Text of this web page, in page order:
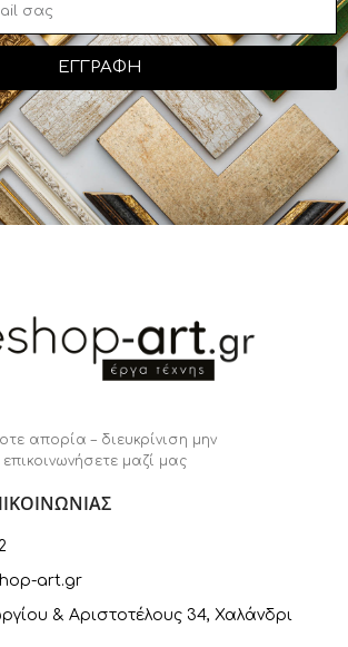
ΕΓΓΡΑΦΗ
απορία – διευκρίνιση μην
μαζί μας
art.gr
& Αριστοτέλους 34, Χαλάνδρι